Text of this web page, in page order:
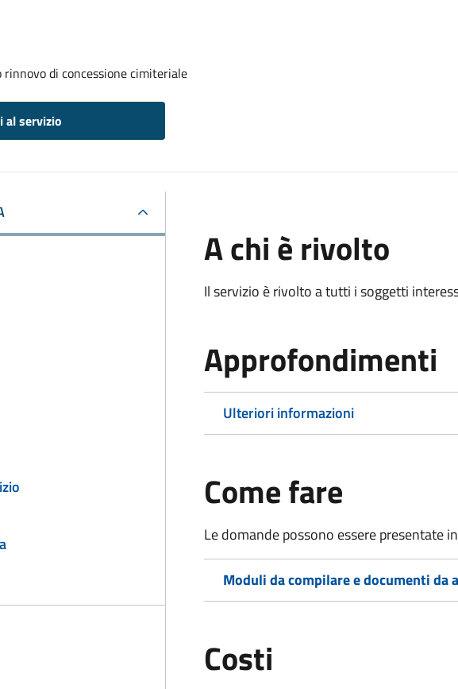
di concessione cimiteriale
al servizio
A chi è rivolto
Il servizio è rivolto a tutti i soggetti
Approfondimenti
Ulteriori informazioni
Come fare
Le domande possono essere presentate
Moduli da compilare e documenti da
Costi